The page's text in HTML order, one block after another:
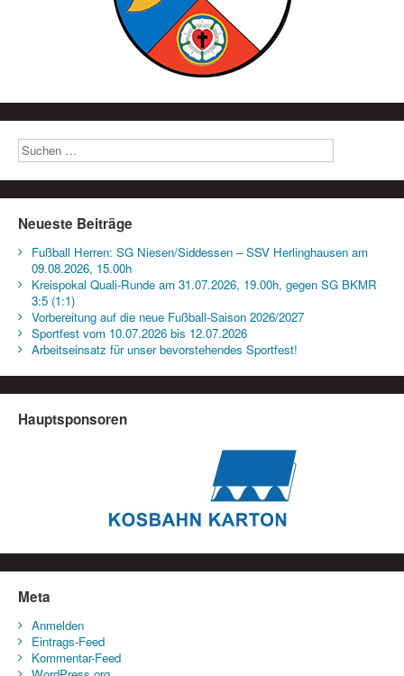
Neueste Beiträge
Fußball Herren: SG Niesen/Siddessen – SSV Herlinghausen am
09.08.2026, 15.00h
Kreispokal Quali-Runde am 31.07.2026, 19.00h, gegen SG BKMR
3:5 (1:1)
Vorbereitung auf die neue Fußball-Saison 2026/2027
Sportfest vom 10.07.2026 bis 12.07.2026
Arbeitseinsatz für unser bevorstehendes Sportfest!
Hauptsponsoren
Meta
Anmelden
Eintrags-Feed
Kommentar-Feed